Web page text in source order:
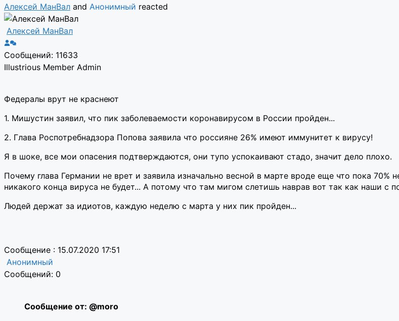
Алексей МанВал and Анонимный reacted
Алексей МанВал
Сообщений: 11633
Illustrious Member Admin
Федералы врут не краснеют
1. Мишустин заявил, что пик заболеваемости коронавирусом в России пройден...
2. Глава Роспотребнадзора Попова заявила что россияне 26% имеют иммунитет к вирусу!
Я в шоке, все мои опасения подтверждаются, они тупо успокаивают стадо, значит дело плохо.
Почему глава Германии не врет и заявила изначально весной в марте вроде еще что пока 70%
никакого конца вируса не будет... А потому что там мигом слетишь наврав вот так как наши с
Людей держат за идиотов, каждую неделю с марта у них пик пройден...
Сообщение : 15.07.2020 17:51
Анонимный
Сообщений: 0
Сообщение от: @moro